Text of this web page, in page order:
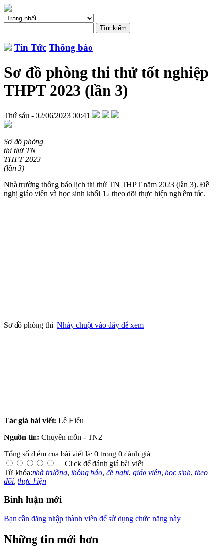
Tin Tức Thông báo
Sơ đồ phòng thi thử tốt nghiệp
THPT 2023 (lần 3)
Thứ sáu - 02/06/2023 00:41
Sơ đồ phòng
thi thử TN
THPT 2023
(lần 3)
Nhà trường thông báo lịch thi thử TN THPT năm 2023 (lần 3). Đề
nghị giáo viên và học sinh khối 12 theo dõi thực hiện nghiêm túc.
Sơ đồ phòng thi: Nháy chuột vào đây để xem
Tác giả bài viết: Lê Hiếu
Nguồn tin: Chuyên môn - TN2
Tổng số điểm của bài viết là: 0 trong 0 đánh giá
Click để đánh giá bài viết
Từ khóa:nhà trường, thông báo, đề nghị, giáo viên, học sinh, theo
dõi, thực hiện
Bình luận mới
Bạn cần đăng nhập thành viên để sử dụng chức năng này
Những tin mới hơn